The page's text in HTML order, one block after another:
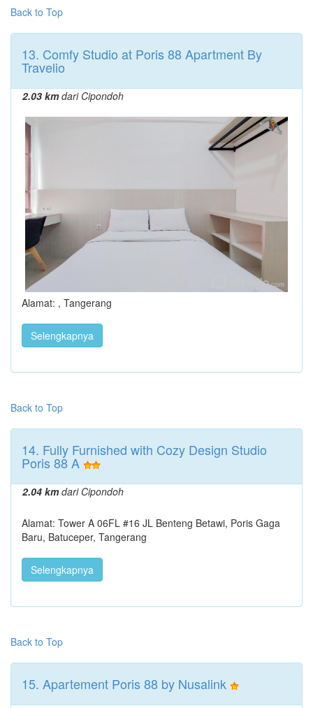
Back to Top
13. Comfy Studio at Poris 88 Apartment By
Travelio
2.03 kmdari Cipondoh
Alamat: , Tangerang
Selengkapnya
Back to Top
14. Fully Furnished with Cozy Design Studio
Poris 88 A
2.04 kmdari Cipondoh
Alamat: Tower A 06FL #16 JL Benteng Betawi, Poris Gaga
Baru, Batuceper, Tangerang
Selengkapnya
Back to Top
15. Apartement Poris 88 by Nusalink